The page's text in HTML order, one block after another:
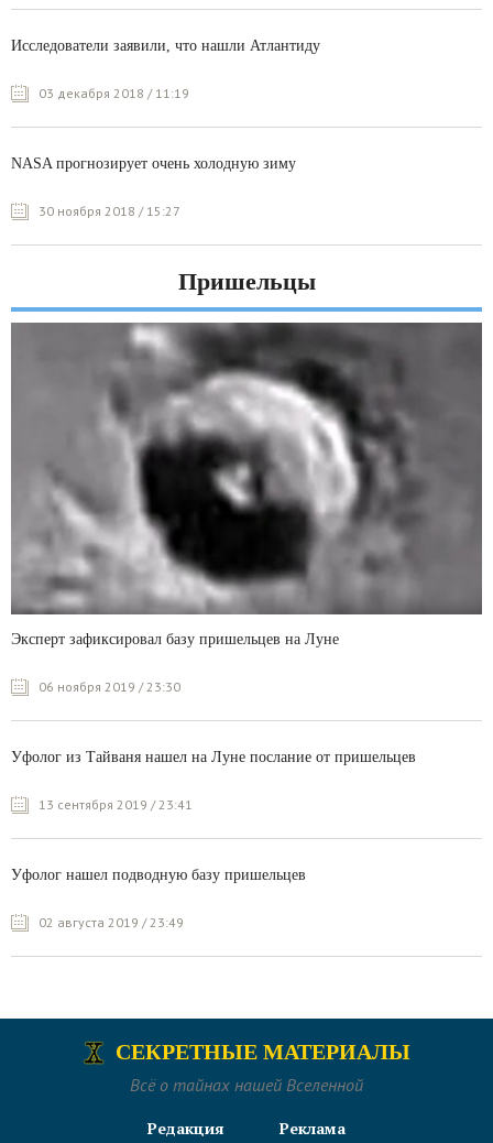
Исследователи заявили, что нашли Атлантиду
03 декабря 2018 / 11:19
NASA прогнозирует очень холодную зиму
30 ноября 2018 / 15:27
Пришельцы
Эксперт зафиксировал базу пришельцев на Луне
06 ноября 2019 / 23:30
Уфолог из Тайваня нашел на Луне послание от пришельцев
13 сентября 2019 / 23:41
Уфолог нашел подводную базу пришельцев
02 августа 2019 / 23:49
СЕКРЕТНЫЕ МАТЕРИАЛЫ
Всё о тайнах нашей Вселенной
Редакция Реклама